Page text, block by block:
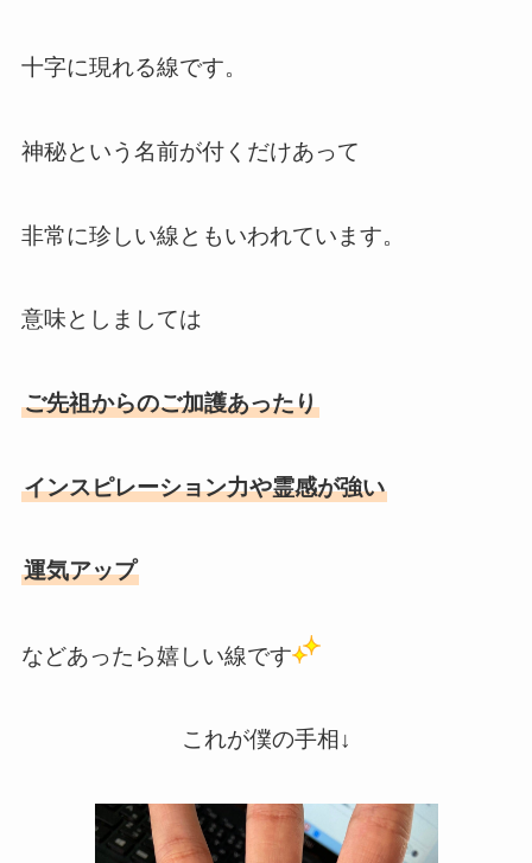
十字に現れる線です。
神秘という名前が付くだけあって
非常に珍しい線ともいわれています。
意味としましては
ご先祖からのご加護あったり
インスピレーション力や霊感が強い
運気アップ
などあったら嬉しい線です
これが僕の手相↓